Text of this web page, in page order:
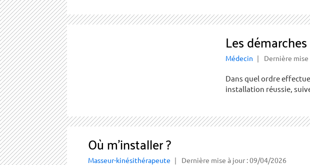
Les
Médecin Dernière
Dans quel ordre
installation réussie,
Où m’installer ?
Masseur-kinésithérapeute Dernière mise à jour : 09/04/2026